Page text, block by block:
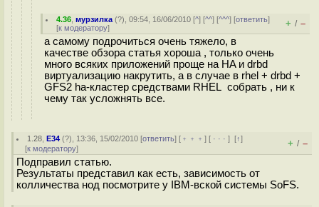
4.36 ,мурзилка (?), 09:54, 16/06/2010 [^] [^^] [^^^] [ответить]
[к модератору] + / –
а самому подрочиться очень тяжело, в
качестве обзора статья хороша , только очень
много всяких приложений проще на HA и drbd
виртуализацию накрутить, а в случае в rhel + drbd +
GFS2 ha-кластер средствами RHEL собрать , ни к
чему так усложнять все.
1.28 ,E34 (?), 13:36, 15/02/2010 [ответить] [ ﹢﹢﹢] [ · · ·][↑]
[к модератору] + / –
Подправил статью.
Результаты представил как есть, зависимость от
колличества нод посмотрите у IBM-вской системы SoFS.